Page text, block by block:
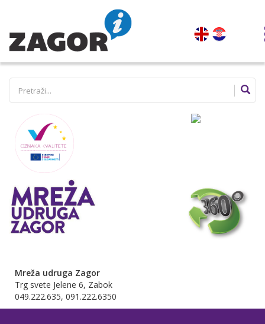
Mreža udruga Zagor
Trg svete Jelene 6, Zabok
049.222.635, 091.222.6350